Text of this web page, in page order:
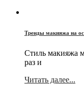
Тренды макияжа на
Стиль макияжа
раз и
Читать далее...